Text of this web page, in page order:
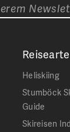
Heliskiing
Stumböck
Guide
Skireisen